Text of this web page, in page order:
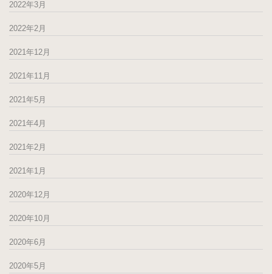
2022年3月
2022年2月
2021年12月
2021年11月
2021年5月
2021年4月
2021年2月
2021年1月
2020年12月
2020年10月
2020年6月
2020年5月